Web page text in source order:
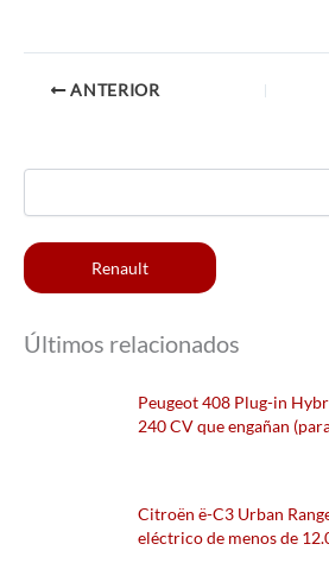
ANTERIOR
Renault
Últimos relacionados
Peugeot 408 Plug-in
240 CV que engañan
Citroën ë-C3 Urban
eléctrico de menos de